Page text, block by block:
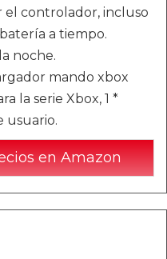
el controlador, incluso
a tiempo.
noche.
mando xbox
la serie Xbox, 1 *
usuario.
en Amazon